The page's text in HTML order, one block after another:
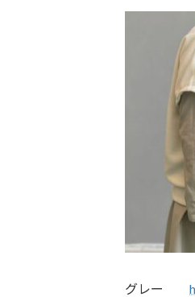
グレー